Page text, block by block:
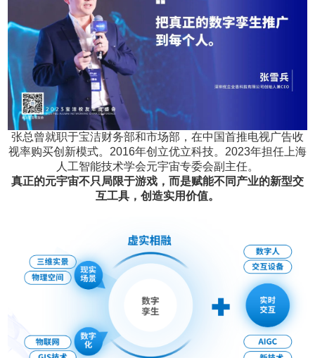
张总曾就职于宝洁财务部和市场部，在中国首推电视广告收
视率购买创新模式。2016年创立优立科技。2023年担任上海
人工智能技术学会元宇宙专委会副主任。
真正的元宇宙不只局限于游戏，而是赋能不同产业的新型交
互工具，创造实用价值。